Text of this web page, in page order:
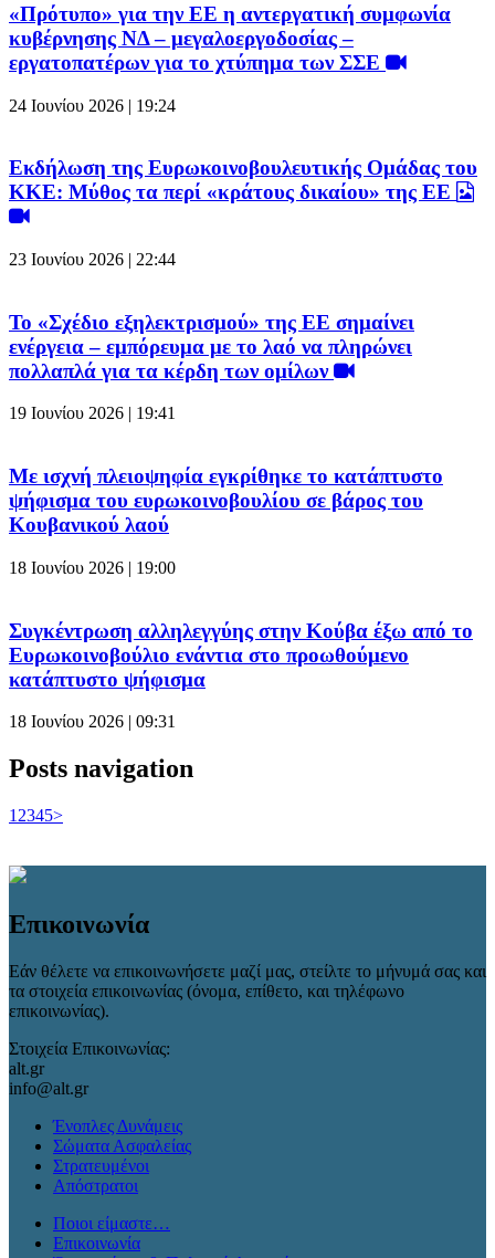
«Πρότυπο» για την ΕΕ η αντεργατική συμφωνία
κυβέρνησης ΝΔ – μεγαλοεργοδοσίας –
εργατοπατέρων για το χτύπημα των ΣΣΕ
24 Ιουνίου 2026 | 19:24
Εκδήλωση της Ευρωκοινοβουλευτικής Ομάδας του
ΚΚΕ: Μύθος τα περί «κράτους δικαίου» της ΕΕ
23 Ιουνίου 2026 | 22:44
Το «Σχέδιο εξηλεκτρισμού» της ΕΕ σημαίνει
ενέργεια – εμπόρευμα με το λαό να πληρώνει
πολλαπλά για τα κέρδη των ομίλων
19 Ιουνίου 2026 | 19:41
Με ισχνή πλειοψηφία εγκρίθηκε το κατάπτυστο
ψήφισμα του ευρωκοινοβουλίου σε βάρος του
Κουβανικού λαού
18 Ιουνίου 2026 | 19:00
Συγκέντρωση αλληλεγγύης στην Κούβα έξω από το
Ευρωκοινοβούλιο ενάντια στο προωθούμενο
κατάπτυστο ψήφισμα
18 Ιουνίου 2026 | 09:31
Posts navigation
1 2345>
Επικοινωνία
Εάν θέλετε να επικοινωνήσετε μαζί μας, στείλτε το μήνυμά σας και
τα στοιχεία επικοινωνίας (όνομα, επίθετο, και τηλέφωνο
επικοινωνίας).
Στοιχεία Επικοινωνίας:
alt.gr
info@alt.gr
Ένοπλες Δυνάμεις
Σώματα Ασφαλείας
Στρατευμένοι
Απόστρατοι
Ποιοι είμαστε…
Επικοινωνία